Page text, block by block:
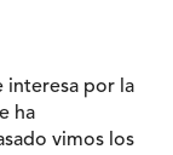
interesa por la
ha
vimos los